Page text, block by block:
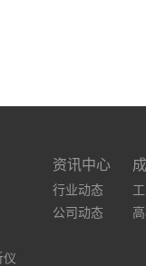
仪
资讯中心
行业动态
公司动态